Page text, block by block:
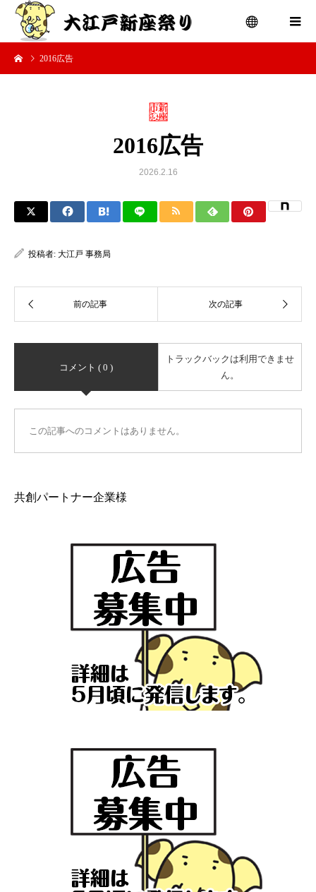
2016広告
2016広告
2026.2.16
投稿者: 大江戸 事務局
コメント ( 0 )
トラックバックは利用できませ
ん。
この記事へのコメントはありません。
共創パートナー企業様